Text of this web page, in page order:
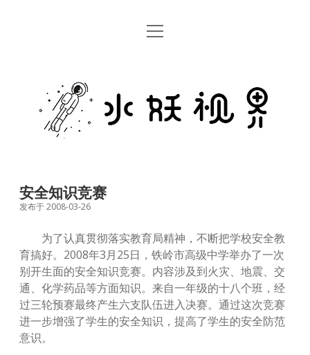
首页
关于
open
水
妖
视
安全知识竞赛
发布于 2008-03-26
为了认真贯彻落实教育局精神，不断把学校安全教
育搞好。2008年3月25日，铁岭市高级中学举办了一次
别开生面的安全知识竞赛。内容涉及到火灾、地震、交
通、化学药品等方面知识。来自一年级的十八个班，经
过三轮预赛最终产生六支队伍进入决赛。通过这次竞赛
进一步增强了学生的安全知识，提高了学生的安全防范
意识。